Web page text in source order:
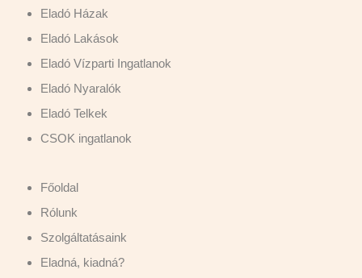
Eladó Házak
Eladó Lakások
Eladó Vízparti Ingatlanok
Eladó Nyaralók
Eladó Telkek
CSOK ingatlanok
Főoldal
Rólunk
Szolgáltatásaink
Eladná, kiadná?